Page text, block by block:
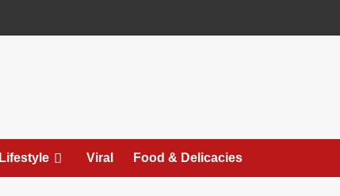
Lifestyle Viral Food & Delicacies